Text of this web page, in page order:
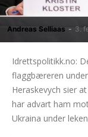
Andreas Selliaas - 3.
Idrettspolitikk.no:
flaggbæreren
Heraskevych sier
har advart ham
Ukraina under